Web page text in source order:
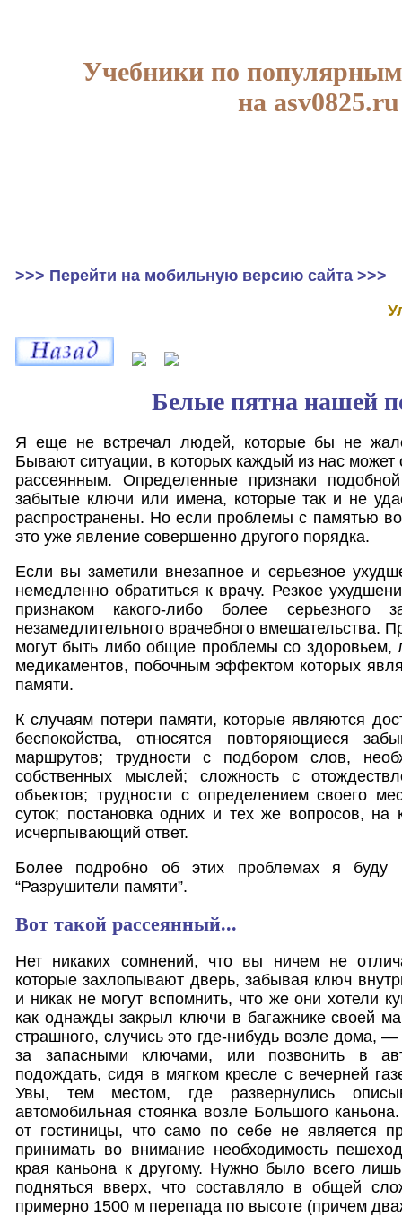
Учебники по
на asv0825.ru
>>> Перейти на мобильную версию сайта >>>
Белые пятна нашей
Я еще не встречал людей, которые бы не
Бывают ситуации, в которых каждый из нас может
рассеянным. Определенные признаки
забытые ключи или имена, которые так и не
распространены. Но если проблемы с памятью
это уже явление совершенно другого порядка.
Если вы заметили внезапное и серьезное
немедленно обратиться к врачу. Резкое
признаком какого-либо более серьезного
незамедлительного врачебного вмешательства.
могут быть либо общие проблемы со здоровьем,
медикаментов, побочным эффектом которых
памяти.
К случаям потери памяти, которые являются
беспокойства, относятся повторяющиеся
маршрутов; трудности с подбором слов,
собственных мыслей; сложность с
объектов; трудности с определением своего
суток; постановка одних и тех же вопросов,
исчерпывающий ответ.
Более подробно об этих проблемах я буду
“Разрушители памяти”.
Вот такой рассеянный...
Нет никаких сомнений, что вы ничем не
которые захлопывают дверь, забывая ключ
и никак не могут вспомнить, что же они хотели
как однажды закрыл ключи в багажнике своей
страшного, случись это где-нибудь возле дома,
за запасными ключами, или позвонить в
подождать, сидя в мягком кресле с вечерней
Увы, тем местом, где развернулись
автомобильная стоянка возле Большого
от гостиницы, что само по себе не является
принимать во внимание необходимость
края каньона к другому. Нужно было всего
подняться вверх, что составляло в общей
примерно 1500 м перепада по высоте (причем